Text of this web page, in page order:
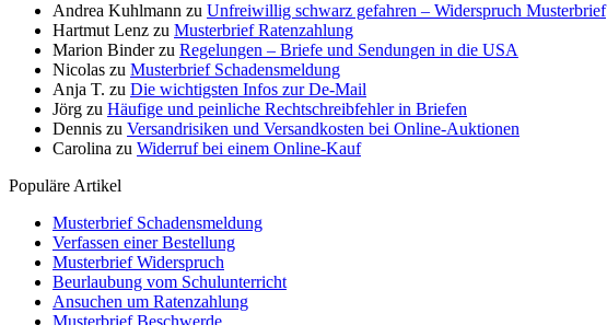
Andrea Kuhlmann zu Unfreiwillig schwarz gefahren – Widerspruch Musterbrief
Hartmut Lenz zu Musterbrief Ratenzahlung
Marion Binderzu Regelungen – Briefe und Sendungen in die USA
Nicolas zu Musterbrief Schadensmeldung
Anja T. zu Die wichtigsten Infos zur De-Mail
Jörg zu Häufige und peinliche Rechtschreibfehler in Briefen
Dennis zu Versandrisiken und Versandkosten bei Online-Auktionen
Carolina zu Widerruf bei einem Online-Kauf
Populäre Artikel
Musterbrief Schadensmeldung
Verfassen einer Bestellung
Musterbrief Widerspruch
Beurlaubung vom Schulunterricht
Ansuchen um Ratenzahlung